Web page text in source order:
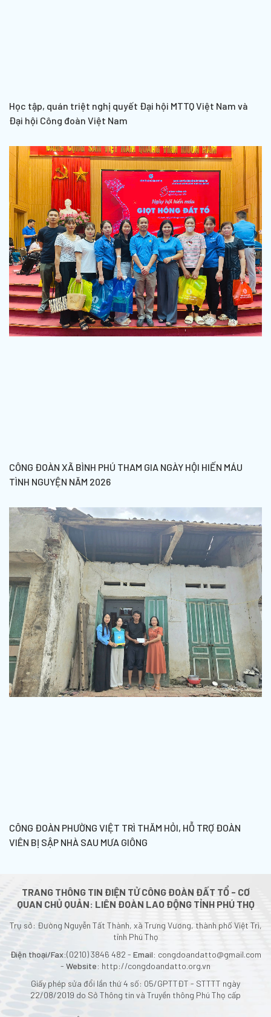
Học tập, quán triệt nghị quyết Đại hội MTTQ Việt Nam và
Đại hội Công đoàn Việt Nam
CÔNG ĐOÀN XÃ BÌNH PHÚ THAM GIA NGÀY HỘI HIẾN MÁU
TÌNH NGUYỆN NĂM 2026
CÔNG ĐOÀN PHƯỜNG VIỆT TRÌ THĂM HỎI, HỖ TRỢ ĐOÀN
VIÊN BỊ SẬP NHÀ SAU MƯA GIÔNG
TRANG THÔNG TIN ĐIỆN TỬ CÔNG ĐOÀN ĐẤT TỔ - CƠ
QUAN CHỦ QUẢN: LIÊN ĐOÀN LAO ĐỘNG TỈNH PHÚ THỌ
Trụ sở: Đường Nguyễn Tất Thành, xã Trưng Vương, thành phố Việt Trì,
tỉnh Phú Thọ
Điện thoại/Fax:(0210) 3846 482 - Email: congdoandatto@gmail.com
- Website: http://congdoandatto.org.vn
Giấy phép sửa đổi lần thứ 4 số: 05/GPTTĐT - STTTT ngày
22/08/2019 do Sở Thông tin và Truyền thông Phú Thọ cấp